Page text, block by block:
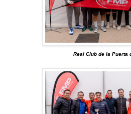
Real Club de la Puerta